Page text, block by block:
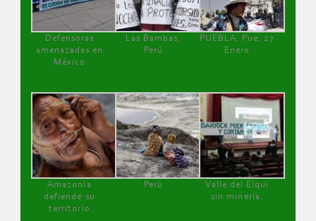
Defensoras
amenazadas en
México
Las Bambas,
Perú
PUEBLA, Pue, 27
Enero
Amazonía
defiende su
territorio
Perú
Valle del Elqui
sin minería.